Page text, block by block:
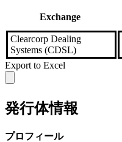
Exchange
Clearcorp Dealing
Systems (CDSL)
Export to Excel
発行体情報
プロフィール